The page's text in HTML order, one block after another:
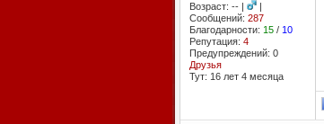
Возраст: -- |
|
Сообщений: 287
Благодарности: 15/ 10
Репутация: 4
Предупреждений: 0
Друзья
Тут: 16 лет 4 месяцa